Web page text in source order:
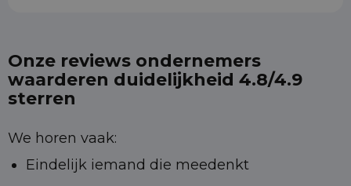
Onze reviews ondernemers
waarderen duidelijkheid 4.8/4.9
sterren
We horen vaak:
Eindelijk iemand die meedenkt